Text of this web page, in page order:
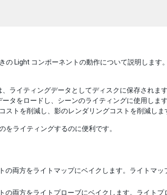
の Light コンポーネントの動作について説明します
ライティングデータとしてディスクに保存されま
タをロードし、シーンのライティングに使用しま
トを削減し、影のレンダリングコストを削減しま
ライティングするのに便利です。
両方をライトマップにベイクします。ライトマッ
両方をライトプローブにベイクします。ライトプ